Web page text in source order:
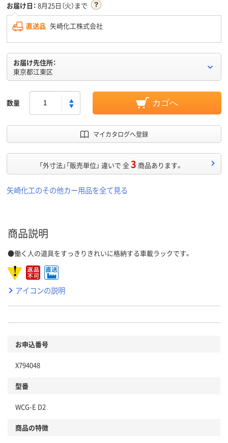
お届け日： 8月25日（火）まで
直送品 矢崎化工株式会社
お届け先住所：
東京都江東区
数量 カゴへ
マイカタログへ登録
「外寸法」「販売単位」 違いで 全3 商品あります。
矢崎化工のその他カー用品を全て見る
商品説明
●働く人の道具をすっきりきれいに格納する車載ラックです。
アイコンの説明
お申込番号
X794048
型番
WCG-E D2
商品の特徴